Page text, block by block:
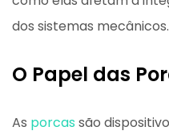
dos sistemas mecânicos.
O Papel das
As porcas são